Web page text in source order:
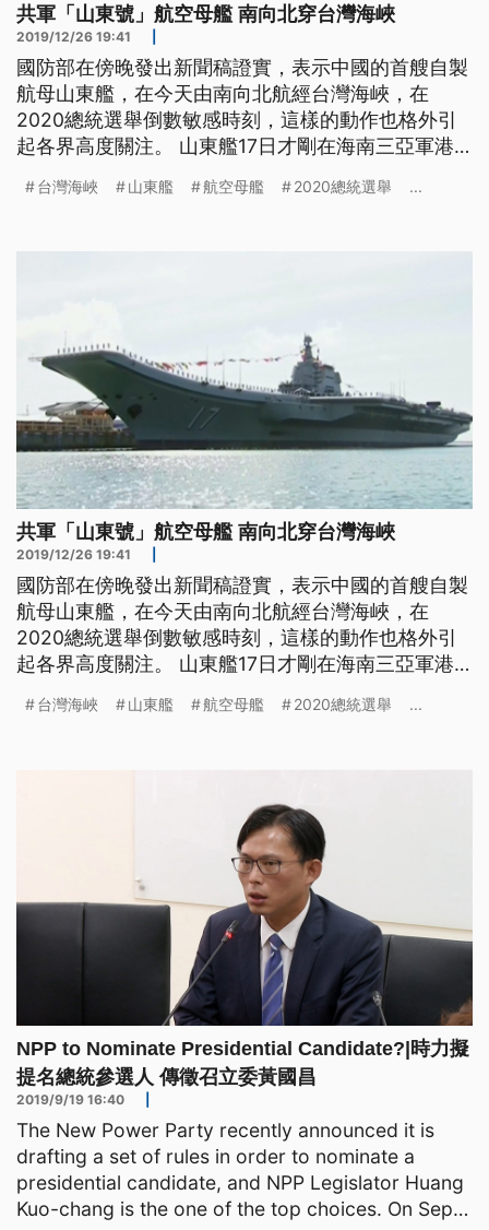
共軍「山東號」航空母艦 南向北穿台灣海峽
2019/12/26 19:41
國防部在傍晚發出新聞稿證實，表示中國的首艘自製
航母山東艦，在今天由南向北航經台灣海峽，在
2020總統選舉倒數敏感時刻，這樣的動作也格外引
起各界高度關注。 山東艦17日才剛在海南三亞軍港
禮，可見重視，根據衛星照片顯示，山東艦在24日即
國防部強調，國軍運用聯合情監偵系統，全程掌握監
台灣海峽 山東艦 航空母艦 2020總統選舉 ...
共軍「山東號」航空母艦 南向北穿台灣海峽
2019/12/26 19:41
國防部在傍晚發出新聞稿證實，表示中國的首艘自製
航母山東艦，在今天由南向北航經台灣海峽，在
2020總統選舉倒數敏感時刻，這樣的動作也格外引
起各界高度關注。 山東艦17日才剛在海南三亞軍港
禮，可見重視，根據衛星照片顯示，山東艦在24日即
台灣海峽 山東艦 航空母艦 2020總統選舉 ...
NPP to Nominate Presidential Candidate?|時力擬
提名總統參選人 傳徵召立委黃國昌
2019/9/19 16:40
The New Power Party recently announced it is
drafting a set of rules in order to nominate a
presidential candidate, and NPP Legislator Huang
Kuo-chang is the one of the top choices. On Sept.